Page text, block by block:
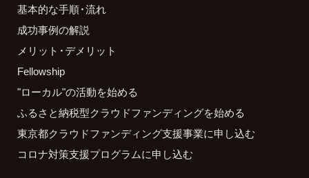
基本的な手順・流れ
成功事例の解説
メリット・デメリット
Fellowship
"ローカル"の活動を始める
ふるさと納税型クラウドファンディングを始める
東京都クラウドファンディング支援事業に申し込む
コロナ対策支援プログラムに申し込む